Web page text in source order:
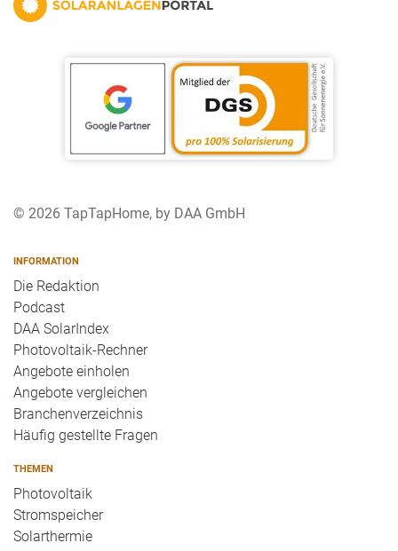
© 2026 TapTapHome, by DAA GmbH
INFORMATION
Die Redaktion
Podcast
DAA SolarIndex
Photovoltaik-Rechner
Angebote einholen
Angebote vergleichen
Branchenverzeichnis
Häufig gestellte Fragen
THEMEN
Photovoltaik
Stromspeicher
Solarthermie